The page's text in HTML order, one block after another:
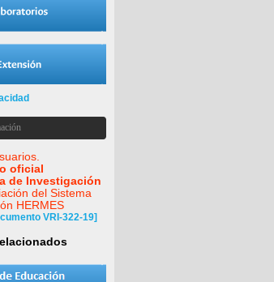
oficial
de Investigación
del Sistema
HERMES
VRI-322-19]